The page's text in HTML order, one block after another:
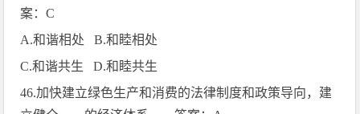
案：C
A.和谐相处 B.和睦相处
C.和谐共生 D.和睦共生
46.加快建立绿色生产和消费的法律制度和政策导向，建